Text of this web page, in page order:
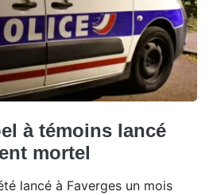
à témoins lancé
mortel
lancé à Faverges un mois